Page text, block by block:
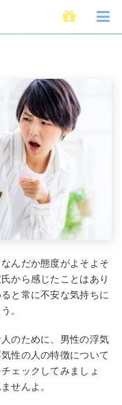
心理テスト浮気度男性用
んだか態度がよそよそ
から感じたことはあり
と常に不安な気持ちに
。
のために、男性の浮気
性の人の特徴について
ェックしてみましょ
せんよ。